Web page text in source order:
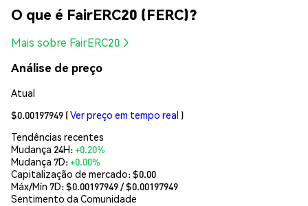
O que é FairERC20 (FERC)?
Mais sobre FairERC20
Análise de preço
Atual
$0.00197949 (Ver preço em tempo real )
Tendências recentes
Mudança 24H:+0.20%
Mudança 7D:+0.00%
Capitalização de mercado:$0.00
Máx/Mín 7D: $0.00197949/ $0.00197949
Sentimento da Comunidade